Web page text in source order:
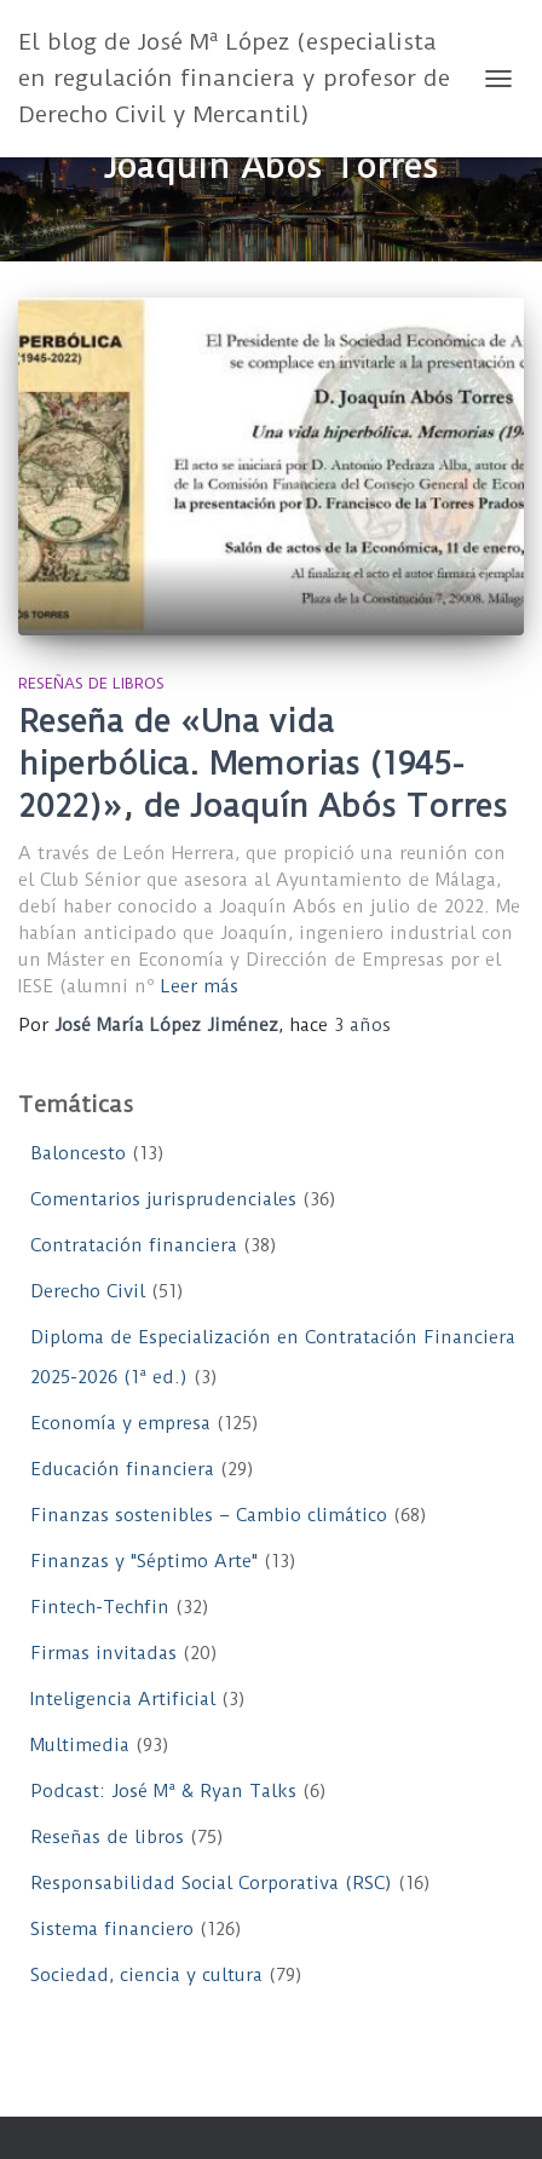
El blog de José Mª López (especialista
en regulación financiera y profesor de
Derecho Civil y Mercantil)
Joaquín Abós Torres
RESEÑAS DE LIBROS
Reseña de «Una vida
hiperbólica. Memorias (1945-
2022)», de Joaquín Abós Torres
A través de León Herrera, que propició una reunión con
el Club Sénior que asesora al Ayuntamiento de Málaga,
debí haber conocido a Joaquín Abós en julio de 2022. Me
habían anticipado que Joaquín, ingeniero industrial con
un Máster en Economía y Dirección de Empresas por el
IESE (alumni nº Leer más
Por José María López Jiménez, hace 3 años
Temáticas
Baloncesto (13)
Comentarios jurisprudenciales (36)
Contratación financiera (38)
Derecho Civil(51)
Diploma de Especialización en Contratación Financiera
2025-2026 (1ª ed.) (3)
Economía y empresa (125)
Educación financiera (29)
Finanzas sostenibles – Cambio climático (68)
Finanzas y "Séptimo Arte" (13)
Fintech-Techfin (32)
Firmas invitadas (20)
Inteligencia Artificial(3)
Multimedia (93)
Podcast: José Mª & Ryan Talks (6)
Reseñas de libros (75)
Responsabilidad Social Corporativa (RSC) (16)
Sistema financiero (126)
Sociedad, ciencia y cultura (79)